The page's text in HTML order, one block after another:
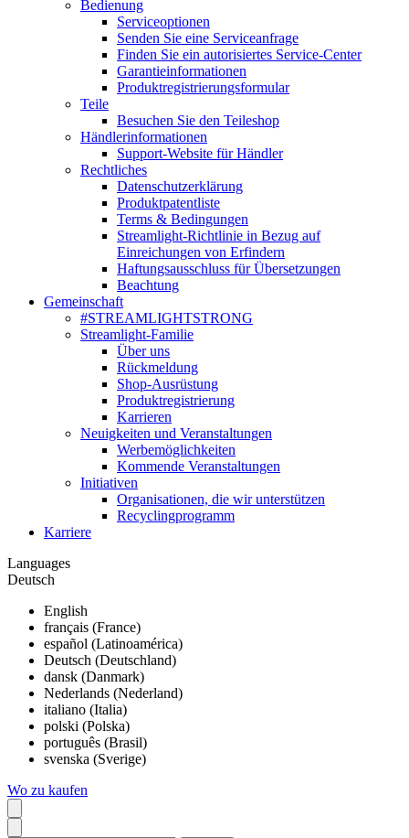
Bedienung
Serviceoptionen
Senden Sie eine Serviceanfrage
Finden Sie ein autorisiertes Service-Center
Garantieinformationen
Produktregistrierungsformular
Teile
Besuchen Sie den Teileshop
Händlerinformationen
Support-Website für Händler
Rechtliches
Datenschutzerklärung
Produktpatentliste
Terms & Bedingungen
Streamlight-Richtlinie in Bezug auf
Einreichungen von Erfindern
Haftungsausschluss für Übersetzungen
Beachtung
Gemeinschaft
#STREAMLIGHTSTRONG
Streamlight-Familie
Über uns
Rückmeldung
Shop-Ausrüstung
Produktregistrierung
Karrieren
Neuigkeiten und Veranstaltungen
Werbemöglichkeiten
Kommende Veranstaltungen
Initiativen
Organisationen, die wir unterstützen
Recyclingprogramm
Karriere
Languages
Deutsch
English
français (France)
español (Latinoamérica)
Deutsch (Deutschland)
dansk (Danmark)
Nederlands (Nederland)
italiano (Italia)
polski (Polska)
português (Brasil)
svenska (Sverige)
Wo zu kaufen